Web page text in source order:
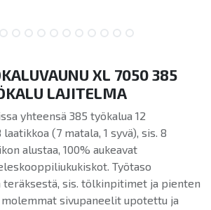
XL 7050 385
LAJITELMA
yhteensä 385 työkalua 12
(7 matala, 1 syvä), sis. 8
alustaa, 100% aukeavat
Työtaso
sis. tölkinpitimet ja pienten
sivupaneelit upotettu ja